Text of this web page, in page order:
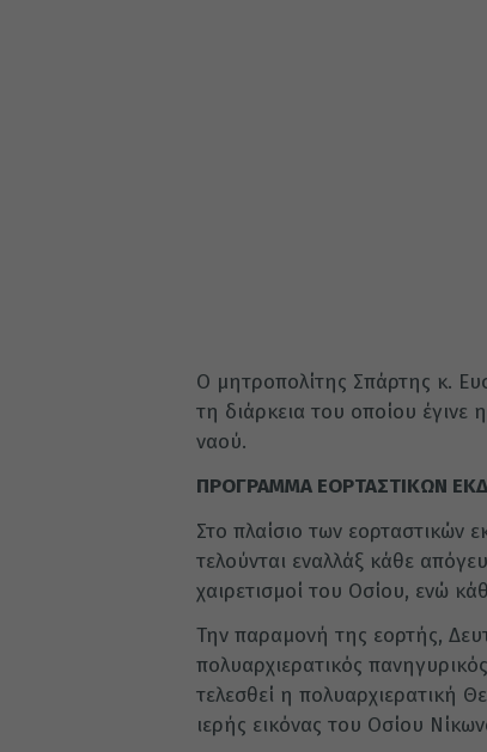
Ο μητροπολίτης Σπάρτης κ.
τη διάρκεια του οποίου έγινε
ναού.
ΠΡΟΓΡΑΜΜΑ ΕΟΡΤΑΣΤΙΚΩΝ
Στο πλαίσιο των
τελούνται εναλλάξ κάθε
χαιρετισμοί του Οσίου, ενώ
Την παραμονή της εορτής,
πολυαρχιερατικός
τελεσθεί η πολυαρχιερατική
ιερής εικόνας του Οσίου